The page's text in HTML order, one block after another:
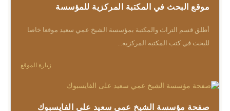
موقع البحث في المكتبة المركزية للمؤسسة
أطلق قسم التراث والمكتبة بمؤسسة الشيخ عمي سعيد موقعا خاصا
للبحث في كتب المكتبة المركزية...
زيارة الموقع
صفحة مؤسسة الشيخ عمي سعيد على الفايسبوك